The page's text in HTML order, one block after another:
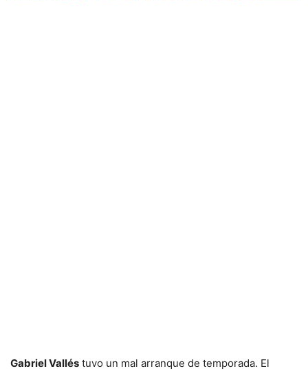
Gabriel Vallés tuvo un mal arranque de temporada. El